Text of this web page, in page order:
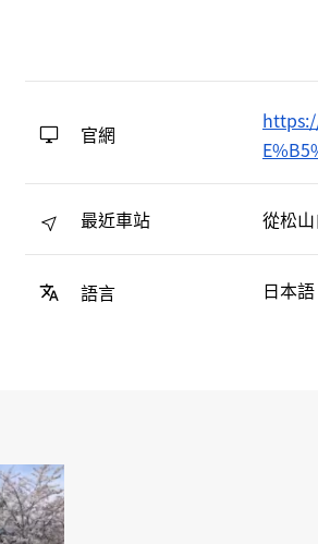
官網
最近車站 從松
語言 日本語